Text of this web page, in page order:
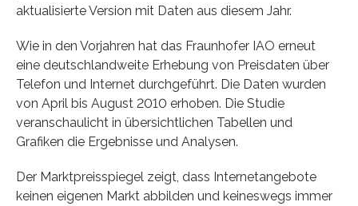
aktualisierte Version mit Daten aus diesem Jahr.
Wie in den Vorjahren hat das Fraunhofer IAO erneut
eine deutschlandweite Erhebung von Preisdaten über
Telefon und Internet durchgeführt. Die Daten wurden
von April bis August 2010 erhoben. Die Studie
veranschaulicht in übersichtlichen Tabellen und
Grafiken die Ergebnisse und Analysen.
Der Marktpreisspiegel zeigt, dass Internetangebote
keinen eigenen Markt abbilden und keineswegs immer